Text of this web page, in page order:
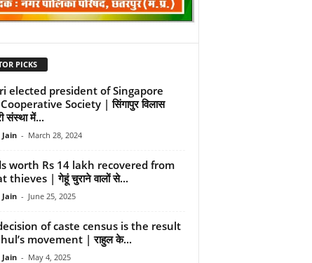
PICKS
elected president of Singapore
Society | सिंगापुर विलास
संस्था में...
- March 28, 2024
worth Rs 14 lakh recovered from
thieves | गेहूं चुराने वालों से...
- June 25, 2025
of caste census is the result
movement | राहुल के...
- May 4, 2025